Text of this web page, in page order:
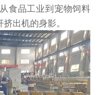
食品工业到宠物饲料
出机的身影。